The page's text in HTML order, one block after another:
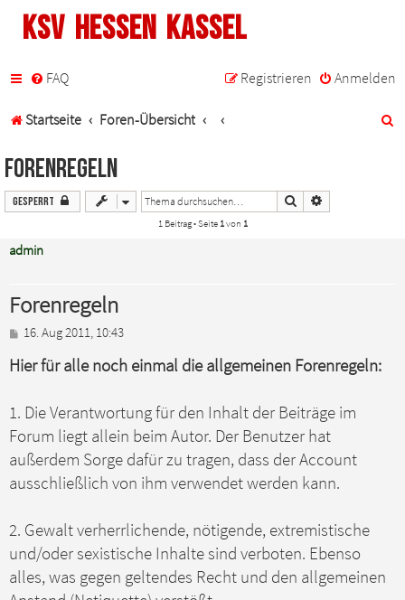
KSV Hessen Kassel
FAQ Anmelden
Registrieren
Startseite Foren-Übersicht
Forenregeln
Gesperrt Suche
1 Beitrag • Seite 1von 1
admin
Forenregeln
B
i
a
g
16. Aug 2011, 10:43
Hier für alle noch einmal die allgemeinen Forenregeln:
1. Die Verantwortung für den Inhalt der Beiträge im
Forum liegt allein beim Autor. Der Benutzer hat
außerdem Sorge dafür zu tragen, dass der Account
ausschließlich von ihm verwendet werden kann.
2. Gewalt verherrlichende, nötigende, extremistische
und/oder sexistische Inhalte sind verboten. Ebenso
alles, was gegen geltendes Recht und den allgemeinen